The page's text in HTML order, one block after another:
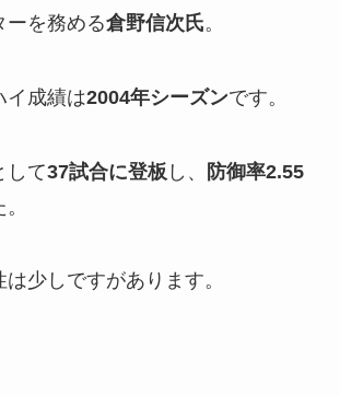
ーを務める倉野信次氏。
イ成績は2004年シーズンです。
して37試合に登板 し、
防御率2.55
少しですがあります。